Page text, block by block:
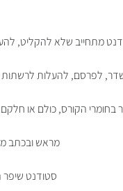
מתחייב שלא להקליט,
לפרסם, להעלות לרשתות
בחומרי הקורס, כולם או
מראש ובכתב
סטודנט שיפר